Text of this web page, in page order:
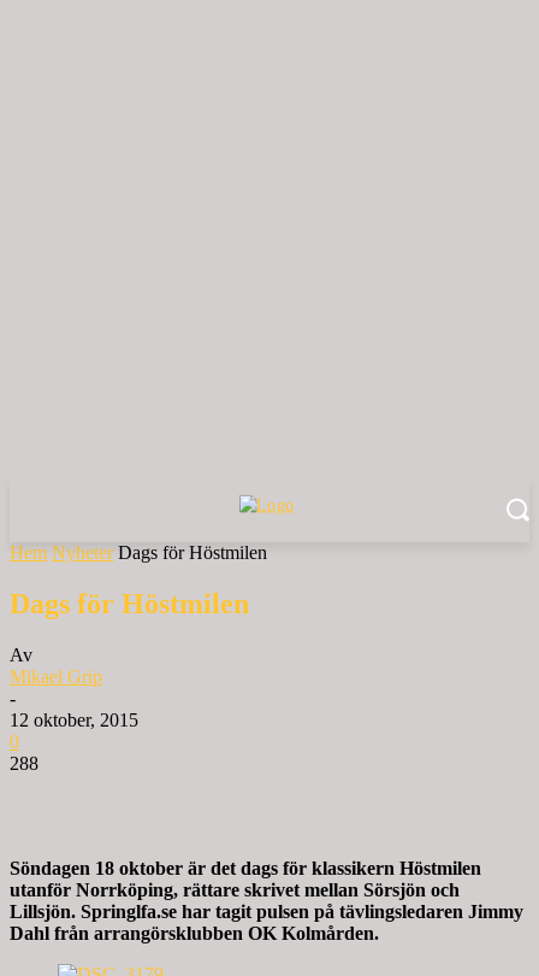
Hem Nyheter Dags för Höstmilen
Dags för Höstmilen
Av
Mikael Grip
-
12 oktober, 2015
0
288
Söndagen 18 oktober är det dags för klassikern Höstmilen
utanför Norrköping, rättare skrivet mellan Sörsjön och
Lillsjön. Springlfa.se har tagit pulsen på tävlingsledaren Jimmy
Dahl från arrangörsklubben OK Kolmården.